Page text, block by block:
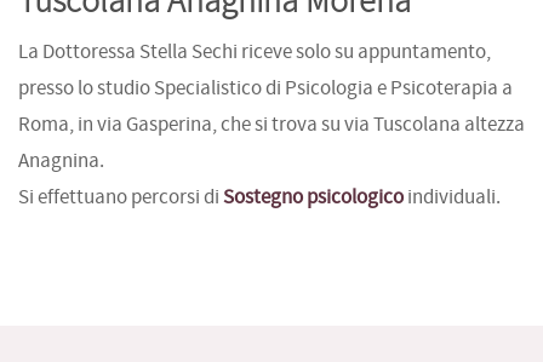
La Dottoressa Stella Sechi riceve solo su appuntamento,
presso lo studio Specialistico di Psicologia e Psicoterapia a
Roma, in via Gasperina, che si trova su via Tuscolana altezza
Anagnina.
Si effettuano percorsi di Sostegno psicologico individuali.